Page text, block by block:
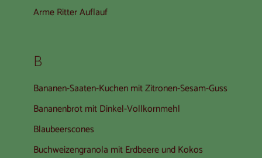
Arme Ritter Auflauf
B
Bananen-Saaten-Kuchen mit Zitronen-Sesam-Guss
Bananenbrot mit Dinkel-Vollkornmehl
Blaubeerscones
Buchweizengranola mit Erdbeere und Kokos